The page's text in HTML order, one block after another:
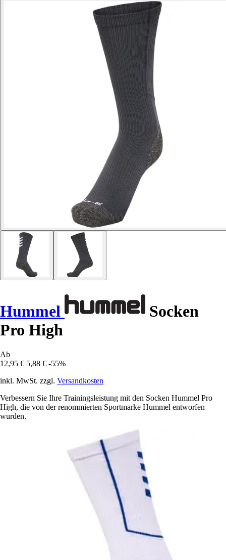
Hummel
Socken
Pro High
Ab
12,95 € 5,88 € -55%
inkl. MwSt. zzgl. Versandkosten
Verbessern Sie Ihre Trainingsleistung mit den Socken Hummel Pro
High, die von der renommierten Sportmarke Hummel entworfen
wurden.